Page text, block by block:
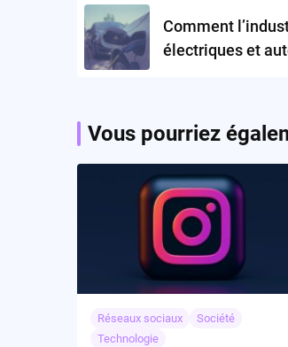
navigationComment
électriques et
Vous pourriez
Réseaux sociaux
Société
Technologie